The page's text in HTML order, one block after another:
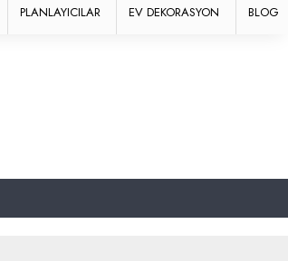
PLANLAYICILAR EV DEKORASYON BLOG